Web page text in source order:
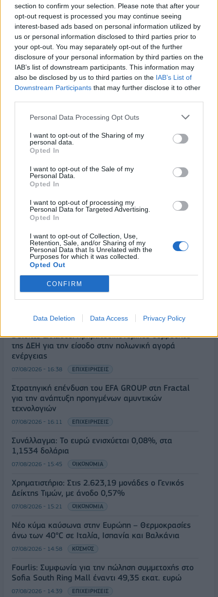
section to confirm your selection. Please note that after your
opt-out request is processed you may continue seeing
interest-based ads based on personal information utilized by
us or personal information disclosed to third parties prior to
your opt-out. You may separately opt-out of the further
disclosure of your personal information by third parties on the
IAB’s list of downstream participants. This information may
also be disclosed by us to third parties on the IAB’s List of
Downstream Participants that may further disclose it to other
Personal Data Processing Opt Outs
I want to opt-out of the Sharing of my
personal data.
Opted In
I want to opt-out of the Sale of my
Personal Data.
Opted In
I want to opt-out of processing my
Personal Data for Targeted Advertising.
Opted In
I want to opt-out of Collection, Use,
Retention, Sale, and/or Sharing of my
Personal Data that Is Unrelated with the
Purposes for which it was collected.
Opted Out
CONFIRM
Data Deletion Data Access Privacy Policy
Συνεχίζουν μαζί ΚΑΕ
Παναθηναϊκός AKTOR –
OΠΑΠ
27/01/2025 - 13:41
Coca-Cola HBC: Εκτός
retail το brand Costa
ΡΟΗ ΕΙΔΗΣΕΩΝ
ΥΠΑΑΤ: Επιπλέον 12,5 εκατ. ευρώ στις Περιφέρειες
07/08/2026 - 17:02 ΟΙΚΟΝΟΜΙΑ
Deloitte Ελλάδος: Χρηματοοικονομικός σύμβουλος
της ΔΕΗ για την είσοδο στην πολωνική αγορά
ενέργειας
07/08/2026 - 16:38 ΕΠΙΧΕΙΡΗΣΕΙΣ
Στρατηγική επένδυση του EFA GROUP στη Fractal
για την ανάπτυξη προηγμένων αμυντικών
τεχνολογιών
07/08/2026 - 16:11 ΕΠΙΧΕΙΡΗΣΕΙΣ
Συνάλλαγμα: Το ευρώ ενισχύεται 0,08%, στα
1,1534 δολάρια
07/08/2026 - 15:45 ΟΙΚΟΝΟΜΙΑ
Χρηματιστήριο: Στις 2.623,19 μονάδες ο Γενικός
Δείκτης Τιμών, με άνοδο 0,57%
07/08/2026 - 15:21 ΟΙΚΟΝΟΜΙΑ
Νέο κύμα καύσωνα στην Ευρώπη – Θερμοκρασίες
άνω των 40°C σε Ιταλία, Ισπανία και Βαλκάνια
07/08/2026 - 14:58 ΚΟΣΜΟΣ
Fourlis: Συμφωνία για την πώληση συμμετοχής στο
Sofia South Ring Mall έναντι 49,35 εκατ. ευρώ
07/08/2026 - 14:39 ΕΠΙΧΕΙΡΗΣΕΙΣ